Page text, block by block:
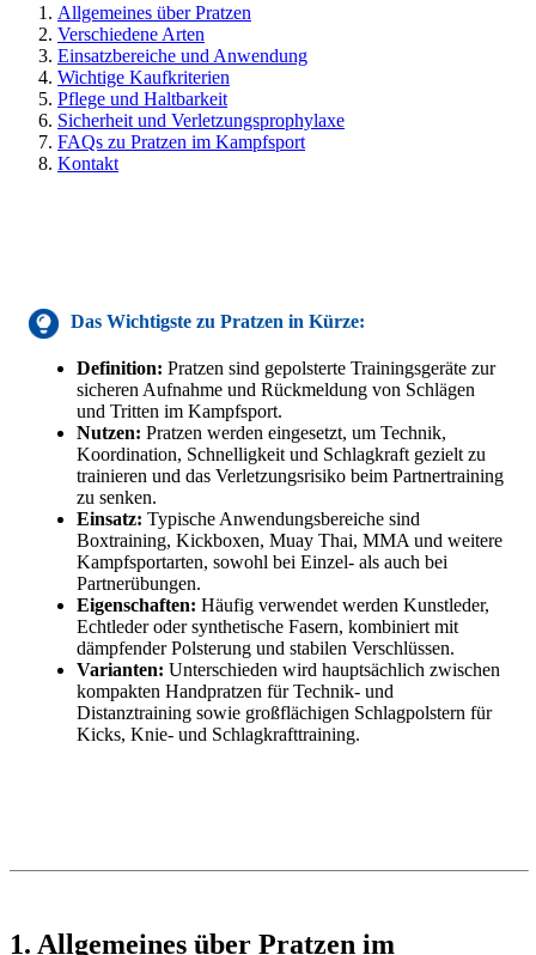
Allgemeines über Pratzen
Verschiedene Arten
Einsatzbereiche und Anwendung
Wichtige Kaufkriterien
Pflege und Haltbarkeit
Sicherheit und Verletzungsprophylaxe
FAQs zu Pratzen im Kampfsport
Kontakt
Das Wichtigste zu Pratzen in Kürze:
Definition: Pratzen sind gepolsterte Trainingsgeräte zur
sicheren Aufnahme und Rückmeldung von Schlägen
und Tritten im Kampfsport.
Nutzen: Pratzen werden eingesetzt, um Technik,
Koordination, Schnelligkeit und Schlagkraft gezielt zu
trainieren und das Verletzungsrisiko beim Partnertraining
zu senken.
Einsatz: Typische Anwendungsbereiche sind
Boxtraining, Kickboxen, Muay Thai, MMA und weitere
Kampfsportarten, sowohl bei Einzel- als auch bei
Partnerübungen.
Eigenschaften: Häufig verwendet werden Kunstleder,
Echtleder oder synthetische Fasern, kombiniert mit
dämpfender Polsterung und stabilen Verschlüssen.
Varianten: Unterschieden wird hauptsächlich zwischen
kompakten Handpratzen für Technik- und
Distanztraining sowie großflächigen Schlagpolstern für
Kicks, Knie- und Schlagkrafttraining.
1. Allgemeines über Pratzen im